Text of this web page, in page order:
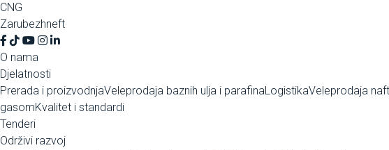
CNG
Zarubezhneft
O nama
Djelatnosti
Prerada i proizvodnjaVeleprodaja baznih ulja i parafinaLogistikaVeleprodaja
gasomKvalitet i standardi
Tenderi
Održivi razvoj